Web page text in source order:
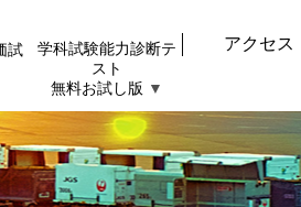
試
学科試験能力診断テ
スト
無料お試し版 ▼
アクセス